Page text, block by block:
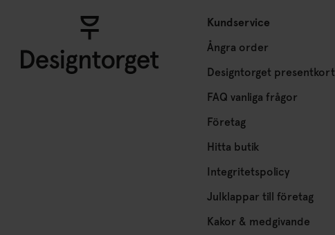
Kundservice
Ångra order
Designtorget presentkort
FAQ vanliga frågor
Företag
Hitta butik
Integritetspolicy
Julklappar till företag
Kakor & medgivande